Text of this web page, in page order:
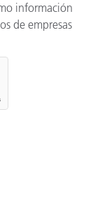
información
de empresas